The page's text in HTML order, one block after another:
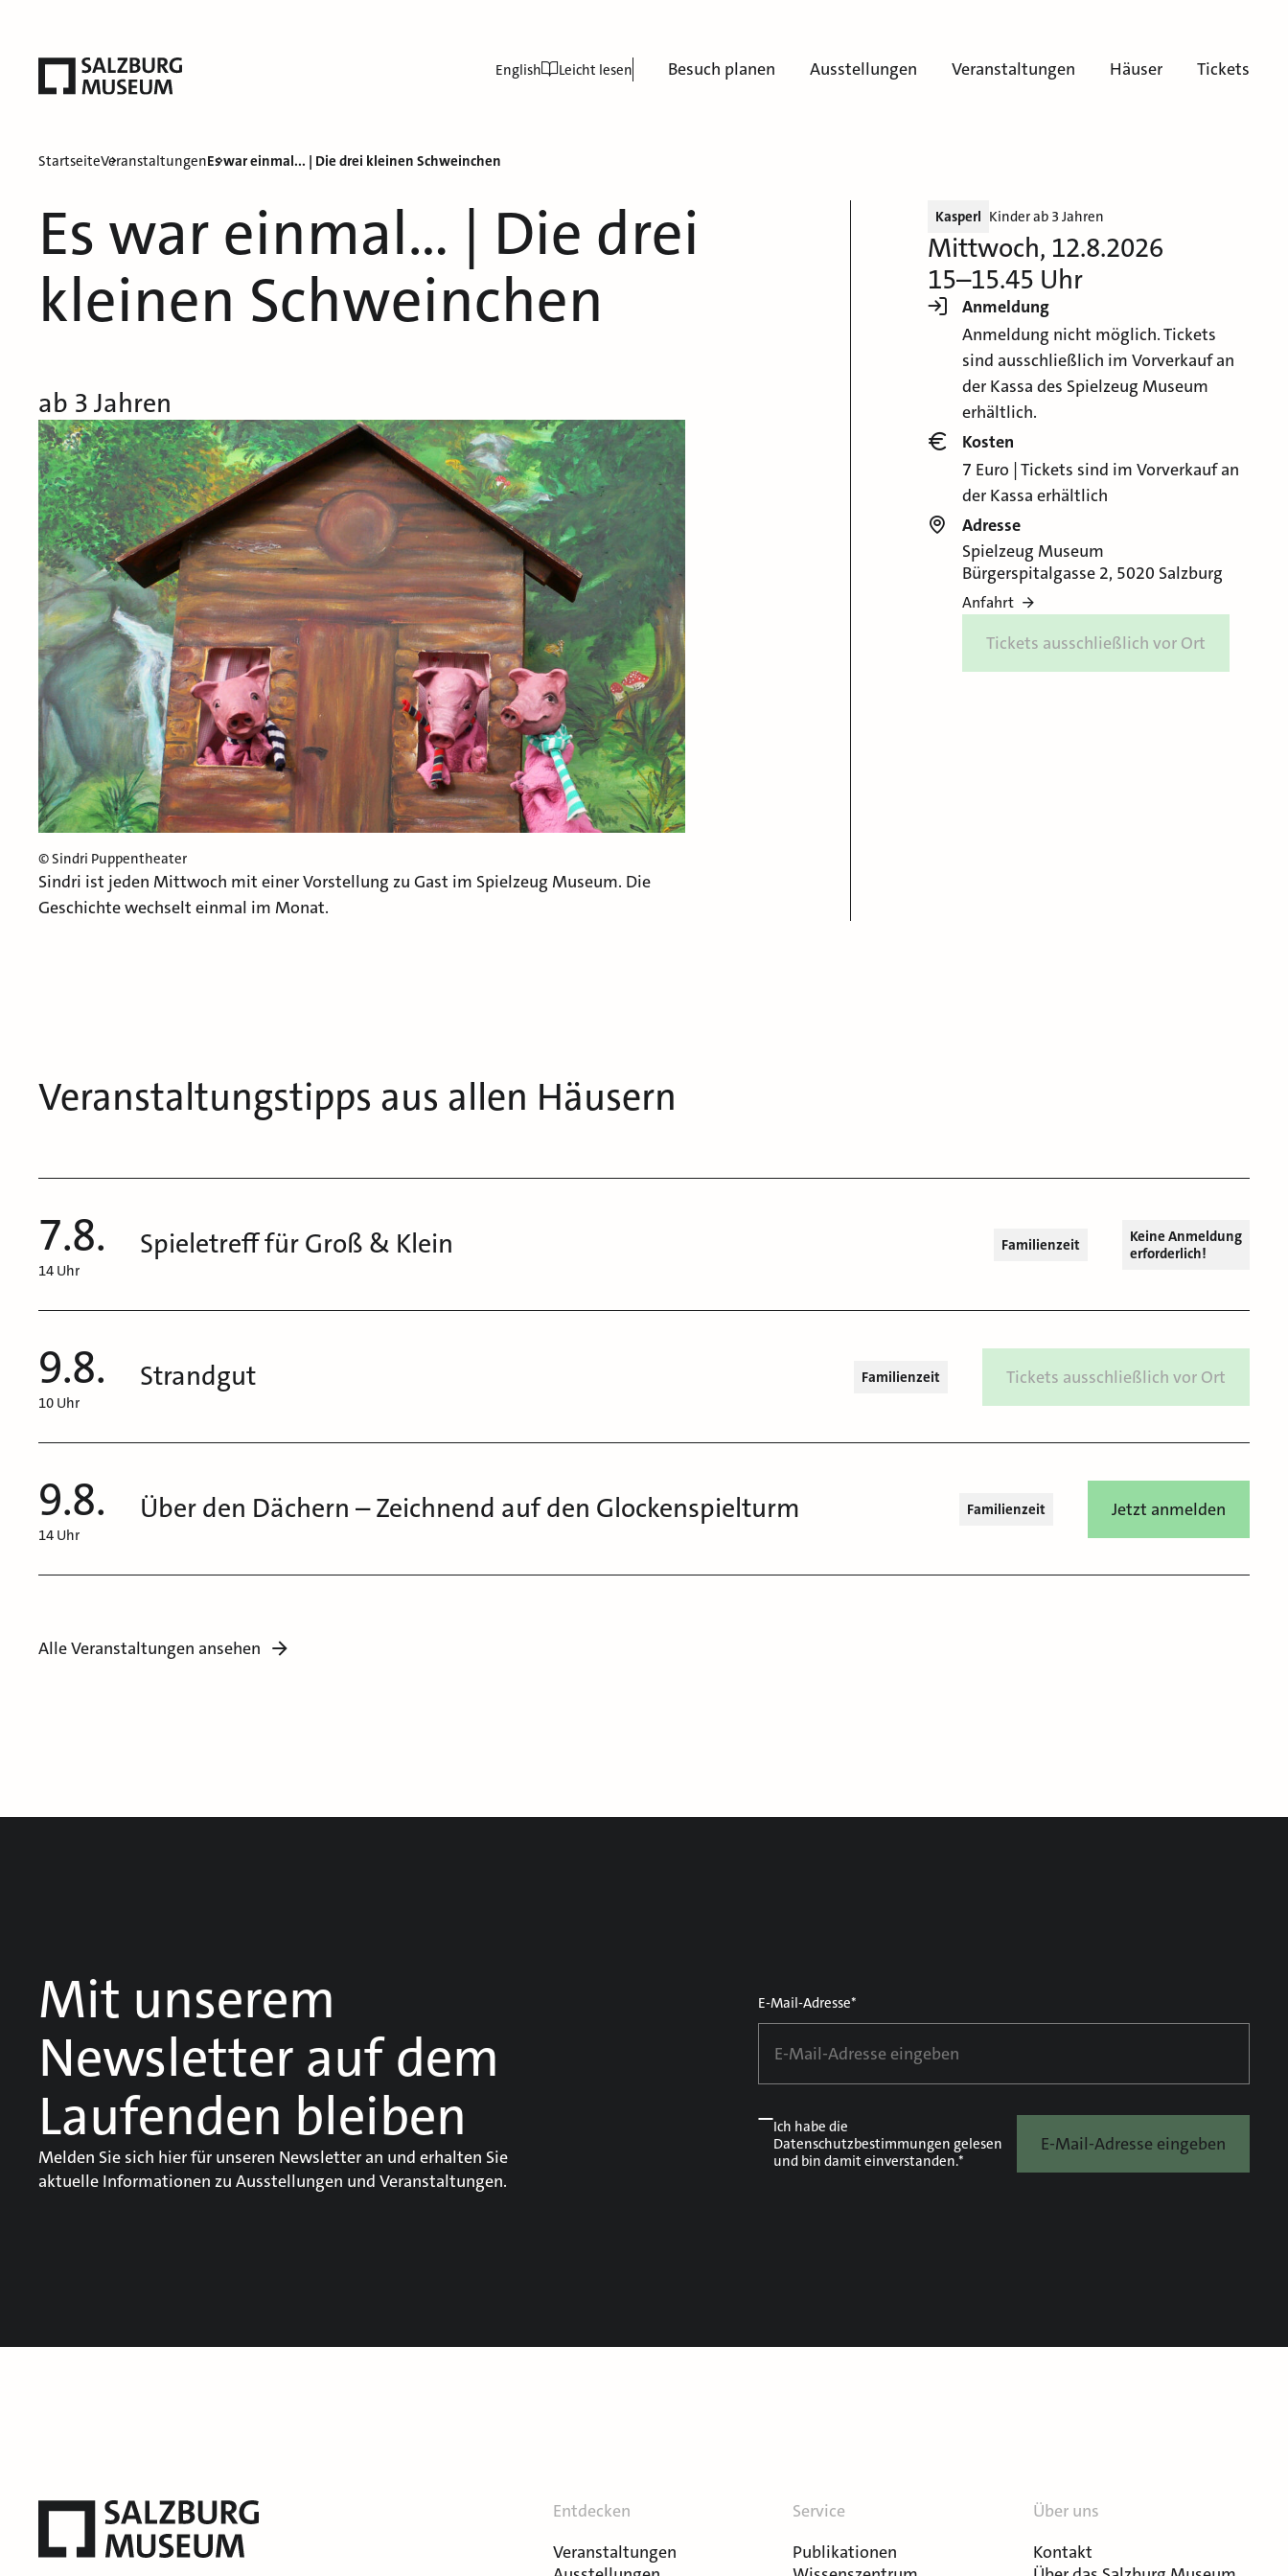
Besuch planen Ausstellungen Veranstaltungen Häuser Tickets
English Leicht lesen
StartseiteVeranstaltungenEs war einmal... | Die drei kleinen Schweinchen
Es war einmal… | Die drei
kleinen Schweinchen
ab 3 Jahren
© Sindri Puppentheater
Sindri ist jeden Mittwoch mit einer Vorstellung zu Gast im Spielzeug Museum. Die
Geschichte wechselt einmal im Monat.
Kasperl Kinder ab 3 Jahren
Mittwoch, 12.8.2026
15–15.45 Uhr
Anmeldung
Anmeldung nicht möglich. Tickets
sind ausschließlich im Vorverkauf an
der Kassa des Spielzeug Museum
erhältlich.
Kosten
7 Euro | Tickets sind im Vorverkauf an
der Kassa erhältlich
Adresse
Spielzeug Museum
Bürgerspitalgasse 2, 5020 Salzburg
Anfahrt
Tickets ausschließlich vor Ort
Veranstaltungstipps aus allen Häusern
7.8.
14 Uhr
Spieletreff für Groß & Klein Familienzeit
Keine Anmeldung
erforderlich!
9.8.
10 Uhr
Strandgut Familienzeit Tickets ausschließlich vor Ort
9.8.
14 Uhr
Über den Dächern – Zeichnend auf den Glockenspielturm Familienzeit Jetzt anmelden
Alle Veranstaltungen ansehen
Mit unserem
Newsletter auf dem
Laufenden bleiben
Melden Sie sich hier für unseren Newsletter an und erhalten Sie
aktuelle Informationen zu Ausstellungen und Veranstaltungen.
E-Mail-Adresse*
Ich habe die
Datenschutzbestimmungen gelesen
und bin damit einverstanden.*
E-Mail-Adresse eingeben
Entdecken
Veranstaltungen
Service
Publikationen
Über uns
Kontakt